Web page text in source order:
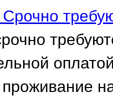
Срочно